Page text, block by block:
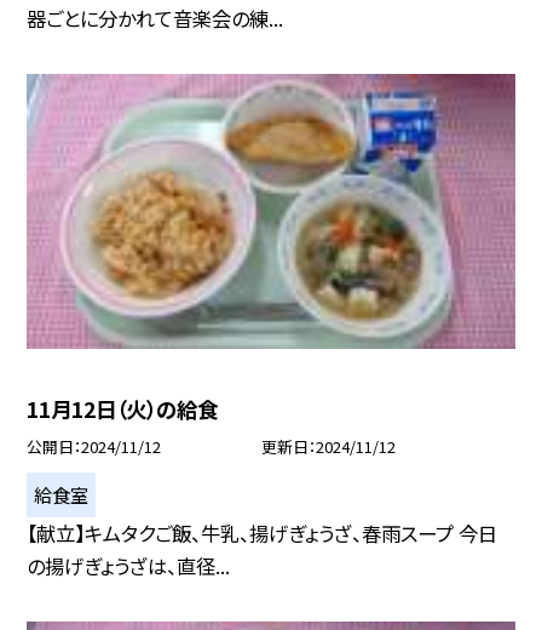
器ごとに分かれて音楽会の練...
11月12日（火）の給食
公開日 2024/11/12 更新日 2024/11/12
給食室
【献立】キムタクご飯、牛乳、揚げぎょうざ、春雨スープ 今日
の揚げぎょうざは、直径...